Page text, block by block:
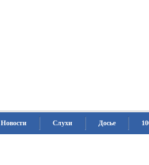
Новости Слухи Досье